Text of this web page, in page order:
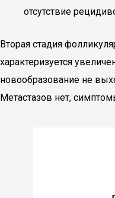
отсутствие
Вторая стадия
характеризуется
новообразование не
Метастазов нет,